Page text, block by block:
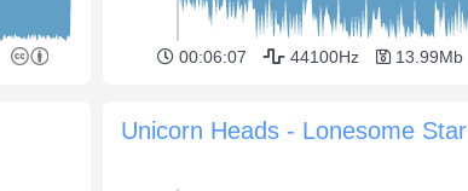
00:06:07 44100Hz 13.99Mb
Unicorn Heads - Lonesome Star